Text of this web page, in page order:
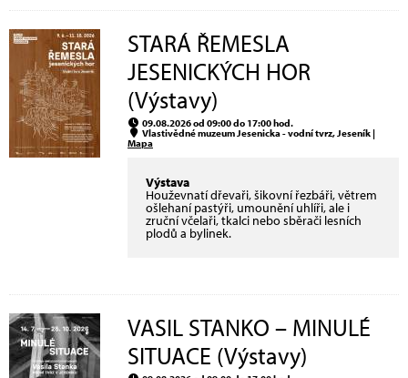
STARÁ ŘEMESLA
JESENICKÝCH HOR
(Výstavy)
09.08.2026 od 09:00 do 17:00 hod.
Vlastivědné muzeum Jesenicka - vodní tvrz, Jeseník |
Mapa
Výstava
Houževnatí dřevaři, šikovní řezbáři, větrem
ošlehaní pastýři, umounění uhlíři, ale i
zruční včelaři, tkalci nebo sběrači lesních
plodů a bylinek.
VASIL STANKO – MINULÉ
SITUACE (Výstavy)